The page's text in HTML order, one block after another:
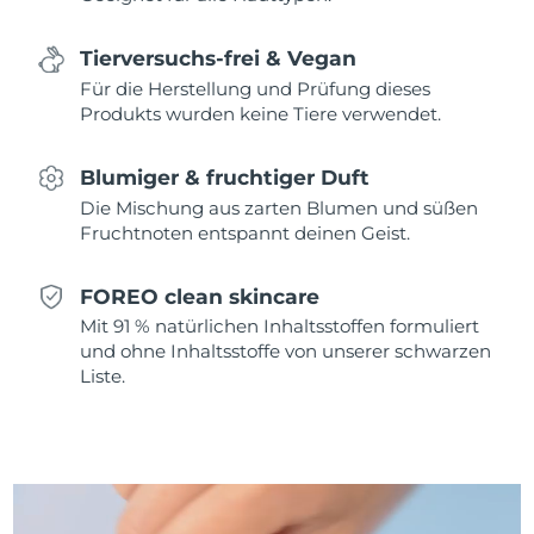
Tierversuchs-frei & Vegan
Für die Herstellung und Prüfung dieses
Produkts wurden keine Tiere verwendet.
Blumiger & fruchtiger Duft
Die Mischung aus zarten Blumen und süßen
Fruchtnoten entspannt deinen Geist.
FOREO clean skincare
Mit 91 % natürlichen Inhaltsstoffen formuliert
und ohne Inhaltsstoffe von unserer schwarzen
Liste.
Niederlande
Erwartete Lieferung
09/08/2026
Norwegen
Erwartete Lieferung
09/08/2026
Oman
Philippinen
Erwartete Lieferung
Portugal
Erwartete Lieferung